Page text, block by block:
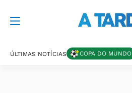
ÚLTIMAS NOTÍCIAS COPA DO MUNDO